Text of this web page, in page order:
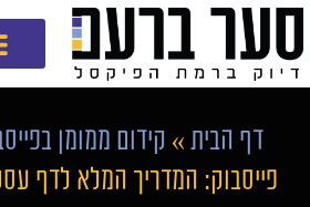
דף הבית » קידום ממומן
פייסבוק: המדריך המלא לדף